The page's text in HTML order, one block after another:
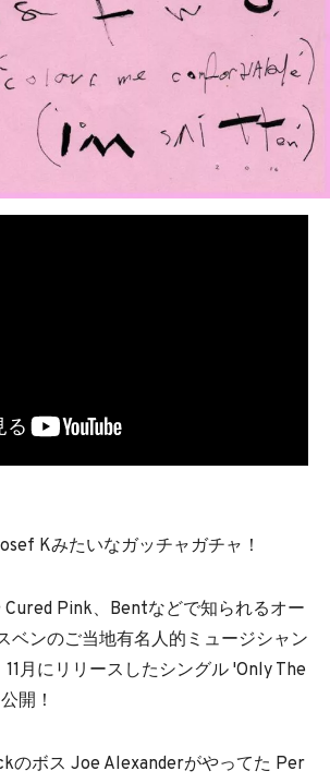
Kみたいなガッチャガチャ！
Pink、Bentなどで知られるオー
ベンのご当地有名人的ミュージシャン
月にリリースしたシングル 'Only The
開！
のボス Joe Alexanderがやってた Per